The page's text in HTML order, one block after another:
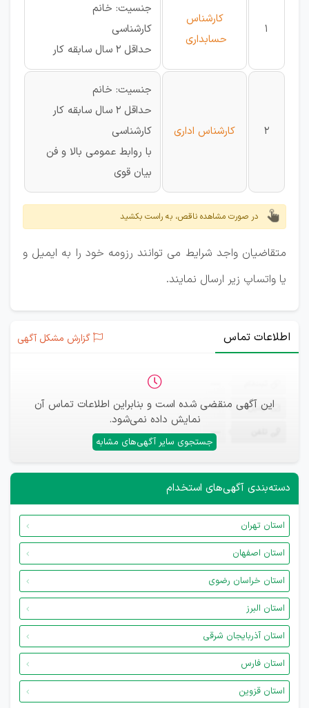
1
کارشناس
حسابداری
جنسیت: خانم
کارشناسی
حداقل 2 سال سابقه کار
2 کارشناس اداری
جنسیت: خانم
حداقل 2 سال سابقه کار
کارشناسی
با روابط عمومی بالا و فن
بیان قوی
در صورت مشاهده ناقص، به راست بکشید
متقاضیان واجد شرایط می توانند رزومه خود را به ایمیل و
یا واتساپ زیر ارسال نمایند.
اطلاعات تماس گزارش مشکل آگهی
این آگهی منقضی شده است و بنابراین اطلاعات تماس آن
نمایش داده نمی‌شود.
جستجوی سایر آگهی‌های مشابه
ایمیل —
—
دسته‌بندی آگهی‌های استخدام
استان تهران
استان اصفهان
استان خراسان رضوی
استان البرز
استان آذربایجان شرقی
استان فارس
استان قزوین